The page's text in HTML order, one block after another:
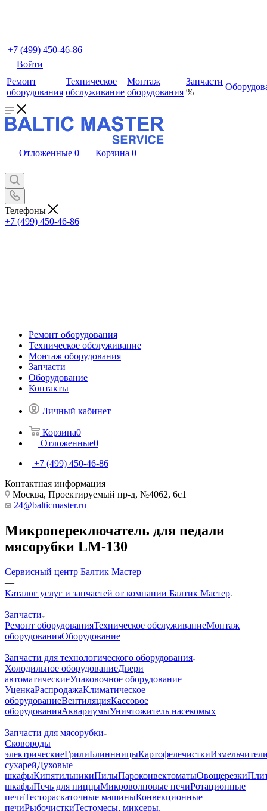
+7 (499) 450-46-86
Войти
Ремонт
оборудования
Техническое
обслуживание
Монтаж
оборудования
Запчасти
%
Отложенные 0 Корзина 0
Телефоны
+7 (499) 450-46-86
Ремонт оборудования
Техническое обслуживание
Монтаж оборудования
Запчасти
Оборудование
Контакты
Личный кабинет
Корзина0
Отложенные0
+7 (499) 450-46-86
Контактная информация
Москва, Проектируемый пр-д, №4062, 6с1
24@balticmaster.ru
Микропереключатель для педали
мясорубки LM-130
Сервисный центр Балтик Мастер
—
Каталог услуг и запчастей от компании Балтик Мастер
—
Запчасти
Ремонт оборудованияТехническое обслуживаниеМонтаж
оборудованияОборудование
—
Запчасти для технологического оборудования
Холодильное оборудованиеДвери
автоматическиеУпаковочное оборудование
УценкаРаспродажаКлиматическое
оборудованиеВентиляцияКассовое
оборудованияАквариумыУничтожитель насекомых
—
Запчасти для мясорубки
Cковороды
электрическиеГрилиБлиннницыКартофелечистки
сухарейДуховые
шкафыКипятильникиПилыПароконвектоматыОвощерезки
шкафыПечь для пиццыМикроволновые печиРотационные
печиТестораскаточные машиныКонвекционные
печиРыбочисткиТестомесы, миксеры,